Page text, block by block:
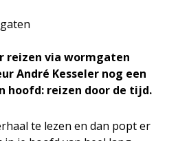
reizen via wormgaten
André Kesseler nog een
hoofd: reizen door de tijd.
te lezen en dan popt er